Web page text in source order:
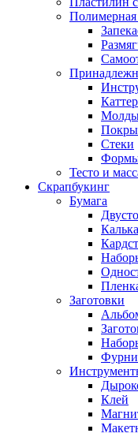
Полимерная
Стеки
Тесто и
Скрапбукинг
Бумага
Калька
Заготовки
Клей